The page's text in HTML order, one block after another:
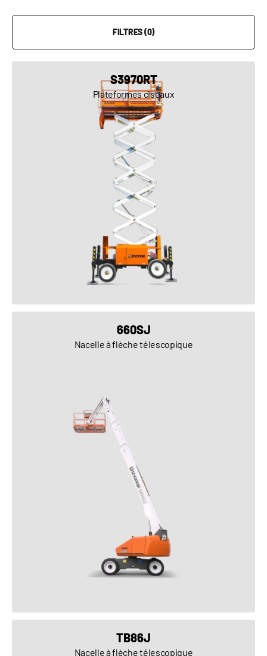
FILTRES (0)
S3970RT
Plateformes ciseaux
660SJ
Nacelle à flèche télescopique
TB86J
Nacelle à flèche télescopique